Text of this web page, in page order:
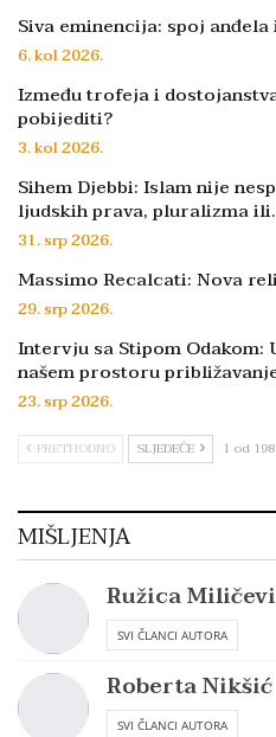
Siva eminencija: spoj anđela
6. kol 2026.
Između trofeja i
pobijediti?
3. kol 2026.
Sihem Djebbi: Islam nije
ljudskih prava, pluralizma
31. srp 2026.
Massimo Recalcati: Nova
29. srp 2026.
Intervju sa Stipom Odakom:
našem prostoru
23. srp 2026.
PRETHODNO SLJEDEĆE 1 od 198
MIŠLJENJA
Ružica
SVI ČLANCI AUTORA
Roberta Nikšić
SVI ČLANCI AUTORA